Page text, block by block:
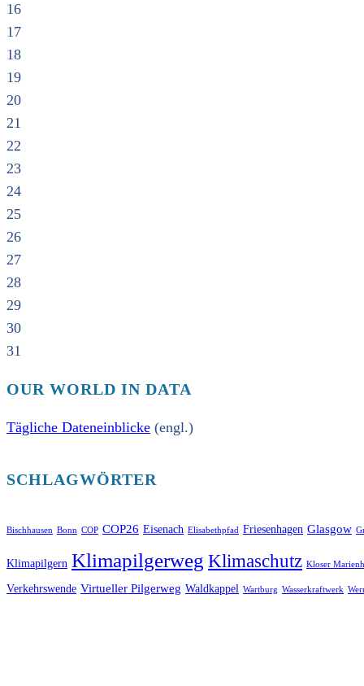
16
17
18
19
20
21
22
23
24
25
26
27
28
29
30
31
OUR WORLD IN DATA
Tägliche Dateneinblicke (engl.)
SCHLAGWÖRTER
Bischhausen Bonn COP COP26 Eisenach Elisabethpfad Friesenhagen Glasgow
Klimapilgern Klimapilgerweg Klimaschutz Kloser
Verkehrswende Virtueller Pilgerweg Waldkappel Wartburg Wasserkraftwerk